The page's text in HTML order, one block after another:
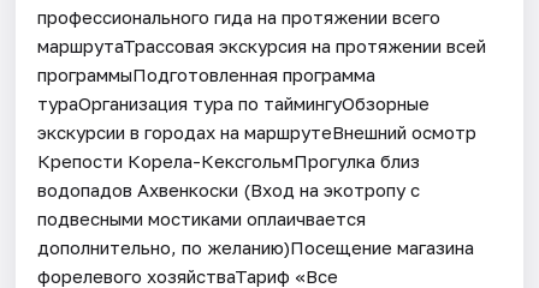
профессионального гида на протяжении всего
маршрутаТрассовая экскурсия на протяжении всей
программыПодготовленная программа
тураОрганизация тура по таймингуОбзорные
экскурсии в городах на маршрутеВнешний осмотр
Крепости Корела-КексгольмПрогулка близ
водопадов Ахвенкоски (Вход на экотропу с
подвесными мостиками оплаичвается
дополнительно, по желанию)Посещение магазина
форелевого хозяйстваТариф «Все